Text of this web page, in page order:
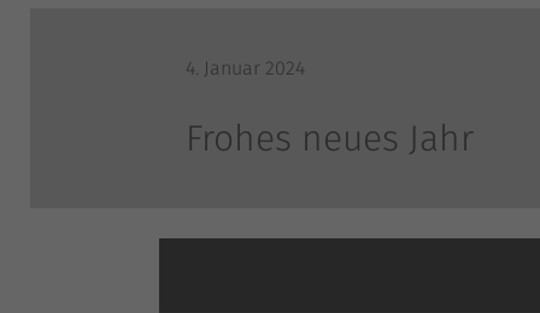
4. Januar 2024
Frohes neues Jahr